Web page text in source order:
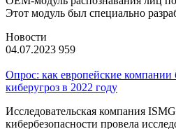
Этот модуль был специально
Новости
04.07.2023 959
Опрос: как европейские компании
киберугроз в 2022 году
Исследовательская компания
кибербезопасности провела